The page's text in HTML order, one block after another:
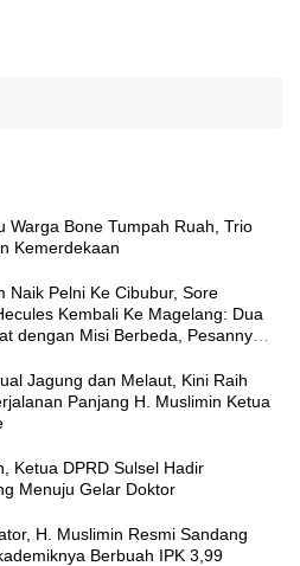
Warga Bone Tumpah Ruah, Trio
Kemerdekaan
Naik Pelni Ke Cibubur, Sore
Kembali Ke Magelang: Dua
dengan Misi Berbeda, Pesannya
Jagung dan Melaut, Kini Raih
Panjang H. Muslimin Ketua
Ketua DPRD Sulsel Hadir
Menuju Gelar Doktor
H. Muslimin Resmi Sandang
Berbuah IPK 3,99